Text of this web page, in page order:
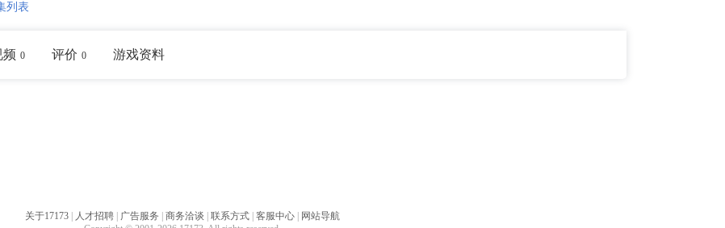
列表
频 0 评价 0 游戏资料
关于17173 人才招聘 广告服务 商务洽谈 联系方式 客服中心
网站导航